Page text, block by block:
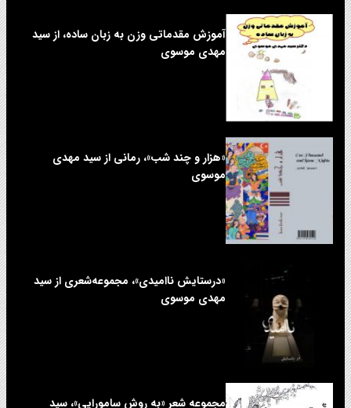
آموزش مقدماتی وزن به زبان ساده، از سید
مهدی موسوی
«هزار و چند شب»، رمانی از سید مهدی
موسوی
«درستایش ناامیدی»، مجموعه‌شعری از سید
مهدی موسوی
مجموعه شعر «به روش سامورایی»، سید